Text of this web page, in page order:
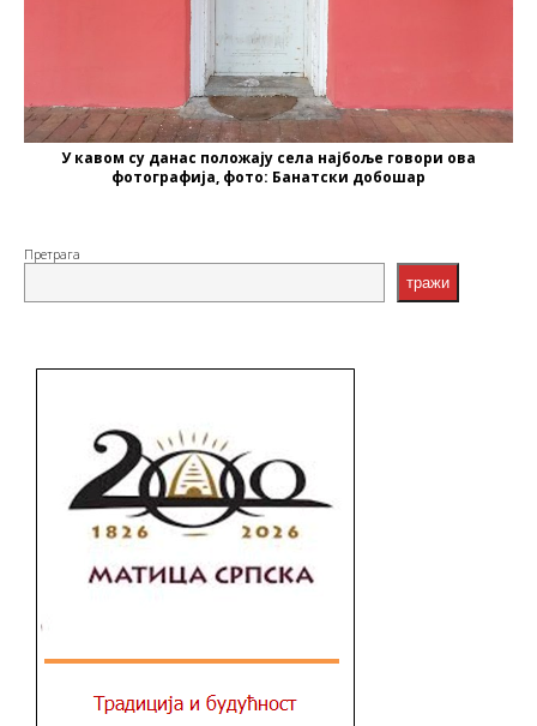
У кавом су данас положају села најбоље говори ова
фотографија, фото: Банатски добошар
Претрага
тражи